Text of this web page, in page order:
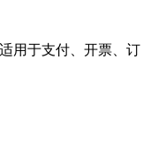
用于支付、开票、订